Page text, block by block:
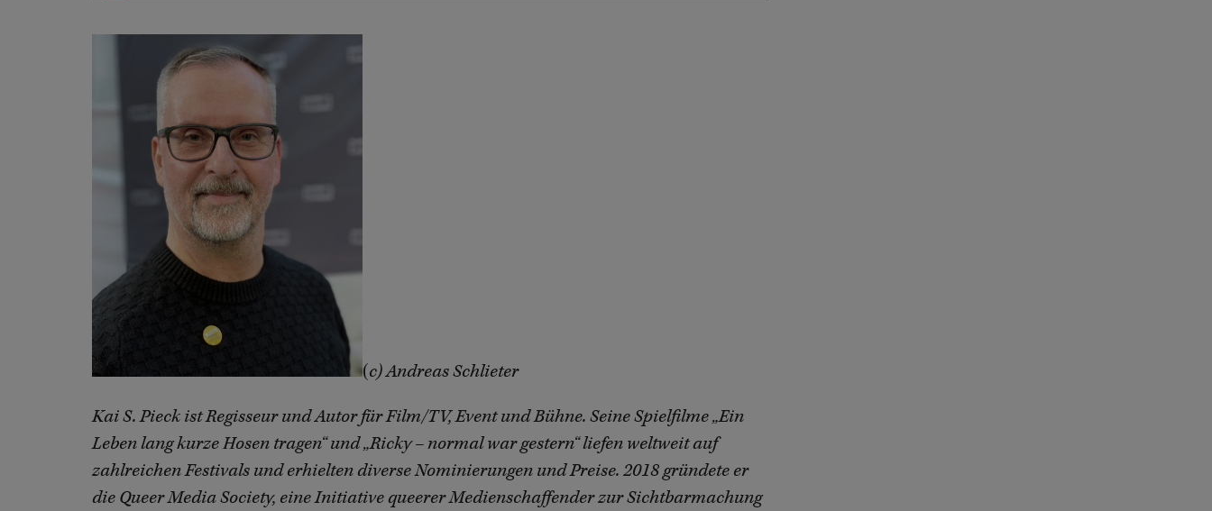
(c) Andreas Schlieter
Kai S. Pieck ist Regisseur und Autor für Film/TV, Event und Bühne. Seine Spielfilme „Ein
Leben lang kurze Hosen tragen“ und „Ricky – normal war gestern“ liefen weltweit auf
zahlreichen Festivals und erhielten diverse Nominierungen und Preise. 2018 gründete er
die Queer Media Society, eine Initiative queerer Medienschaffender zur Sichtbarmachung